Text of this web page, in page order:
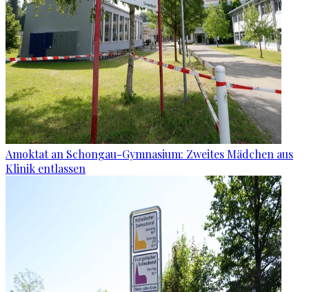
Amoktat an Schongau-Gymnasium: Zweites Mädchen aus
Klinik entlassen